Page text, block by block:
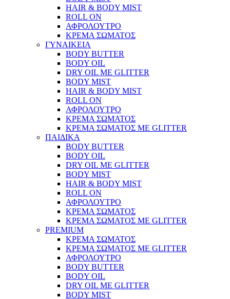
HAIR & BODY MIST
ROLL ON
ΑΦΡΟΛΟΥΤΡΟ
ΚΡΕΜΑ ΣΩΜΑΤΟΣ
ΓΥΝΑΙΚΕΙΑ
BODY BUTTER
BODY OIL
DRY OIL ΜΕ GLITTER
BODY MIST
HAIR & BODY MIST
ROLL ON
ΑΦΡΟΛΟΥΤΡΟ
ΚΡΕΜΑ ΣΩΜΑΤΟΣ
ΚΡΕΜΑ ΣΩΜΑΤΟΣ ΜΕ GLITTER
ΠΑΙΔΙΚΑ
BODY BUTTER
BODY OIL
DRY OIL ΜΕ GLITTER
BODY MIST
HAIR & BODY MIST
ROLL ON
ΑΦΡΟΛΟΥΤΡΟ
ΚΡΕΜΑ ΣΩΜΑΤΟΣ
ΚΡΕΜΑ ΣΩΜΑΤΟΣ ΜΕ GLITTER
PREMIUM
ΚΡΕΜΑ ΣΩΜΑΤΟΣ
ΚΡΕΜΑ ΣΩΜΑΤΟΣ ΜΕ GLITTER
ΑΦΡΟΛΟΥΤΡΟ
BODY BUTTER
BODY OIL
DRY OIL ΜΕ GLITTER
BODY MIST